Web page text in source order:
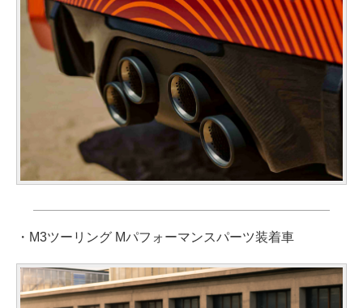
・M3ツーリング Mパフォーマンスパーツ装着車